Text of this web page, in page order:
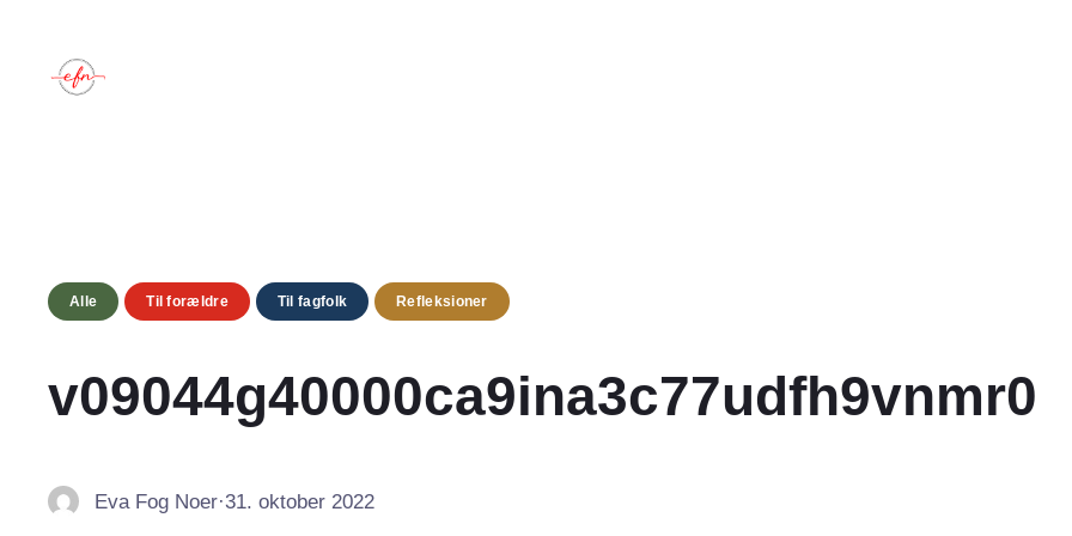
indhold
Alle Til forældre Til fagfolk Refleksioner
v09044g40000ca9ina3c77udfh9vnmr0
Eva Fog Noer·31. oktober 2022